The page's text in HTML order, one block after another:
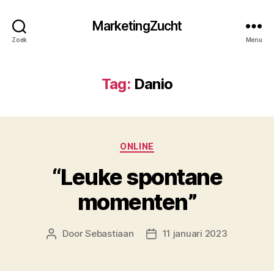
Zoek
MarketingZucht
Menu
Tag: Danio
Categorieën
ONLINE
“Leuke spontane
momenten”
Berichtauteur
DoorSebastiaan Berichtdatum
11 januari 2023